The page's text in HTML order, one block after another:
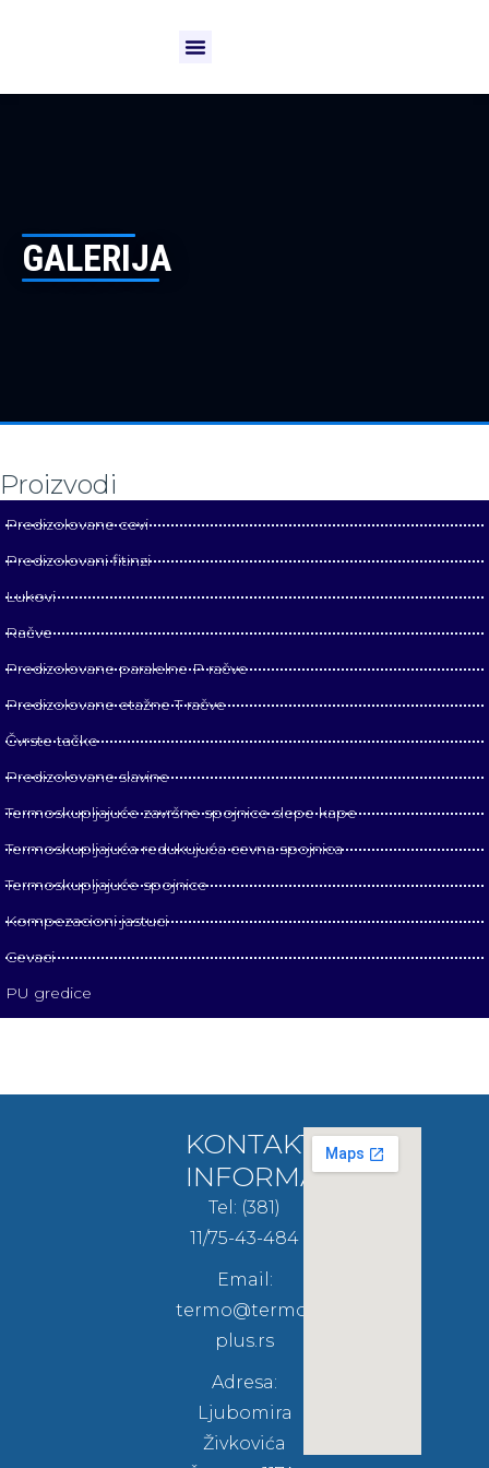
GALERIJA
Proizvodi
Predizolovane cevi
Predizolovani fitinzi
Lukovi
Račve
Predizolovane paralelne P račve
Predizolovane etažne T račve
Čvrste tačke
Predizolovane slavine
Termoskupljajuće završne spojnice slepe kape
Termoskupljajuća redukujuća cevna spojnica
Termoskupljajuće spojnice
Kompezacioni jastuci
Cevaci
PU gredice
KONTAKT
INFORMACIJE
Tel: (381)
11/75-43-484
Email:
termo@termo-
plus.rs
Adresa:
Ljubomira
Živkovića